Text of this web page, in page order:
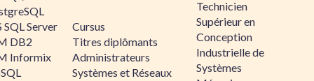
SQL Server
DB2
Informix
Cursus
Titres diplômants
Administrateurs
Systèmes et Réseaux
Technicien
Supérieur en
Conception
Industrielle de
Systèmes